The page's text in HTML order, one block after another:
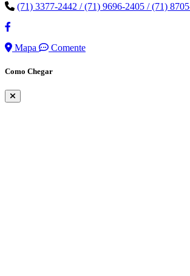
(71) 3377-2442 / (71) 9696-2405 / (71)
Mapa Comente
Como Chegar